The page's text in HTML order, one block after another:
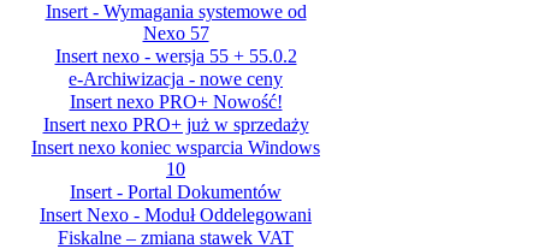
Insert - Wymagania systemowe od
Nexo 57
Insert nexo - wersja 55 + 55.0.2
e-Archiwizacja - nowe ceny
Insert nexo PRO+ Nowość!
Insert nexo PRO+ już w sprzedaży
Insert nexo koniec wsparcia Windows
10
Insert - Portal Dokumentów
Insert Nexo - Moduł Oddelegowani
Fiskalne – zmiana stawek VAT